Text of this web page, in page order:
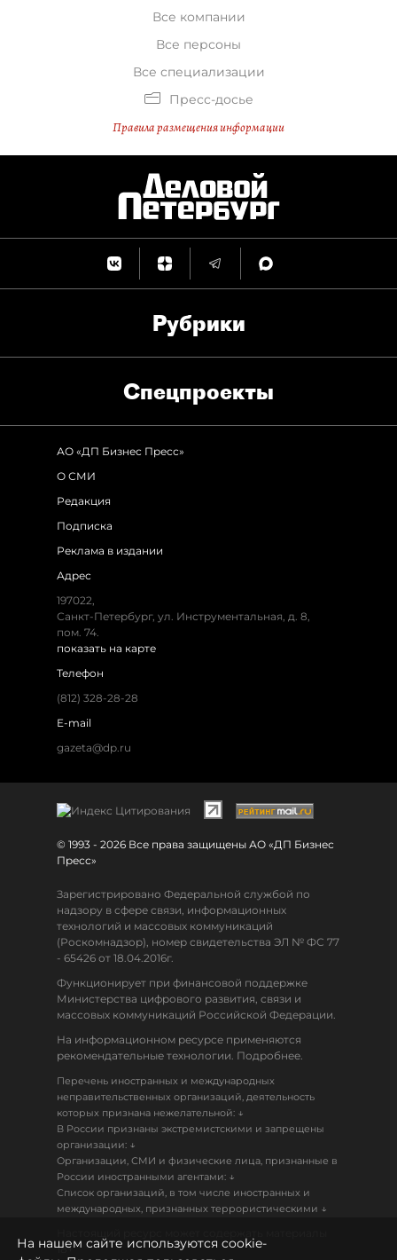
Все компании
Все персоны
Все специализации
Пресс-досье
Правила размещения информации
Рубрики
Спец­проекты
АО «ДП Бизнес Пресс»
О СМИ
Редакция
Подписка
Реклама в издании
Адрес
197022,
Санкт-Петербург, ул. Инструментальная, д. 8,
пом. 74.
показать на карте
Телефон
(812) 328-28-28
E-mail
gazeta@dp.ru
© 1993 - 2026 Все права защищены АО «ДП Бизнес
Пресс»
Зарегистрировано Федеральной службой по
надзору в сфере связи, информационных
технологий и массовых коммуникаций
(Роскомнадзор), номер свидетельства ЭЛ № ФС 77
- 65426 от 18.04.2016г.
Функционирует при финансовой поддержке
Министерства цифрового развития, связи и
массовых коммуникаций Российской Федерации.
На информационном ресурсе применяются
рекомендательные технологии. Подробнее.
Перечень иностранных и международных
неправительственных организаций, деятельность
которых признана нежелательной: ↓
В России признаны экстремистскими и запрещены
организации: ↓
Организации, СМИ и физические лица, признанные в
России иностранными агентами: ↓
Список организаций, в том числе иностранных и
международных, признанных террористическими ↓
18+
На нашем сайте используются cookie-